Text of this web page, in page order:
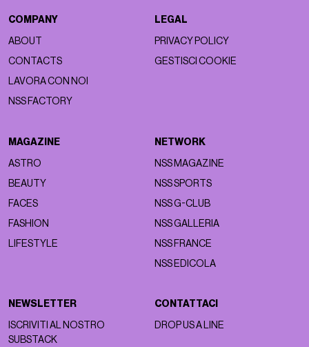
COMPANY
ABOUT
CONTACTS
LAVORA CON NOI
NSS FACTORY
LEGAL
PRIVACY POLICY
GESTISCI COOKIE
MAGAZINE
ASTRO
BEAUTY
FACES
FASHION
LIFESTYLE
NETWORK
NSS MAGAZINE
NSS SPORTS
NSS G-CLUB
NSS GALLERIA
NSS FRANCE
NSS EDICOLA
NEWSLETTER
ISCRIVITI AL NOSTRO
SUBSTACK
CONTATTACI
DROP US A LINE